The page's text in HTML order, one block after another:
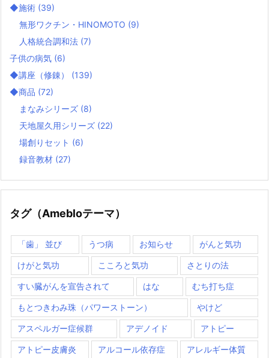
◆施術 (39)
無形ワクチン・HINOMOTO (9)
人格統合調和法 (7)
子供の病気 (6)
◆講座（修錬） (139)
◆商品 (72)
まなみシリーズ (8)
天地屋久用シリーズ (22)
場創りセット (6)
録音教材 (27)
タグ（Amebloテーマ）
「歯」 並び うつ病 お知らせ がんと気功
けがと気功 こころと気功 さとりの法
すい臓がんを宣告されて はな むち打ち症
もとつきわみ珠（パワーストーン） やけど
アスペルガー症候群 アデノイド アトピー
アトピー皮膚炎 アルコール依存症 アレルギー体質